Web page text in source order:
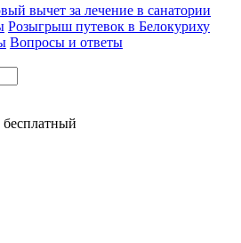
вычет за лечение в санатории
Розыгрыш путевок в Белокуриху
Вопросы и ответы
бесплатный